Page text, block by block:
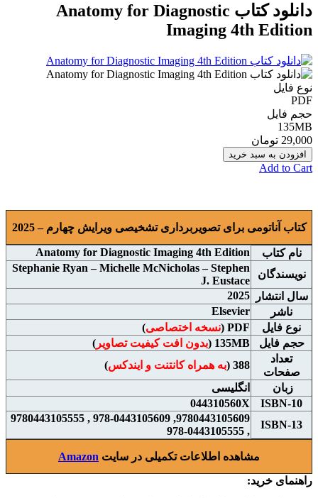
دانلود کتاب Anatomy for Diagnostic
Imaging 4th Edition
نوع فایل
PDF
حجم فایل
135MB
29,000 تومان
افزودن به سبد خرید
Add to Cart
کتاب آناتومی برای تصویربرداری تشخیصی ویرایش چهارم – 2025
نام کتاب
Anatomy for Diagnostic Imaging 4th Edition
نويسندگان
Stephanie Ryan – Michelle McNicholas – Stephen
J. Eustace
سال انتشار
2025
ناشر
Elsevier
نوع فايل
PDF ( نسخه اختصاصی)
حجم فايل
135MB ( بدون افت کیفیت تصاویر )
تعداد
صفحات
388 ( به همراه کانتنت و ایندکس)
زبان
انگلیسی
ISBN-10
044310560X
ISBN-13
9780443105609, 978-0443105609 , 9780443105555
, 978-0443105555
مشاهده اطلاعات تکمیلی در سایت Amazon
راهنمای خرید: